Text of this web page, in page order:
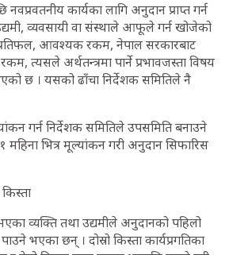
कार्यका लागि अनुदान प्राप्त गर्न
व्यवसायी वा संस्थाले आफूले गर्न खोजेको
आवश्यक रकम, नेपाल सरकारबाट
त्यसले अर्थतन्त्रमा पार्ने प्रभावजस्ता विषय
छ । यसको ढाँचा निर्देशक समितिले नै
गर्न निर्देशक समितिले उपसमिति बनाउने
भित्र मूल्यांकन गरी अनुदान सिफारिस
व्यक्ति तथा उद्यमीले अनुदानको पहिलो
भएका छन् । दोस्रो किस्ता कार्यप्रगतिका